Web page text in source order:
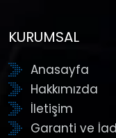
KURUMSAL
Anasayfa
Hakkımızda
İletişim
Garanti ve